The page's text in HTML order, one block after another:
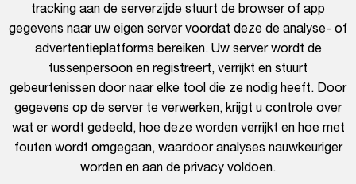
tracking aan de serverzijde stuurt de browser of app
gegevens naar uw eigen server voordat deze de analyse- of
advertentieplatforms bereiken. Uw server wordt de
tussenpersoon en registreert, verrijkt en stuurt
gebeurtenissen door naar elke tool die ze nodig heeft. Door
gegevens op de server te verwerken, krijgt u controle over
wat er wordt gedeeld, hoe deze worden verrijkt en hoe met
fouten wordt omgegaan, waardoor analyses nauwkeuriger
worden en aan de privacy voldoen.